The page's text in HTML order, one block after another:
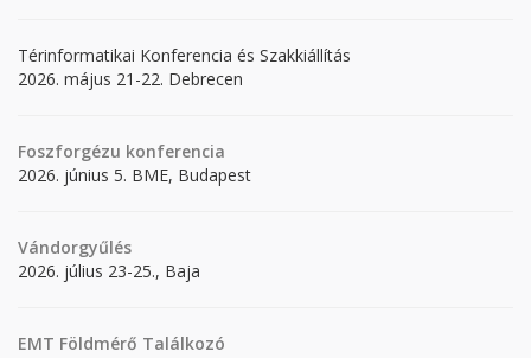
Térinformatikai Konferencia és Szakkiállítás
2026. május 21-22. Debrecen
Foszforgézu konferencia
2026. június 5. BME, Budapest
Vándorgyűlés
2026. július 23-25., Baja
EMT Földmérő Találkozó